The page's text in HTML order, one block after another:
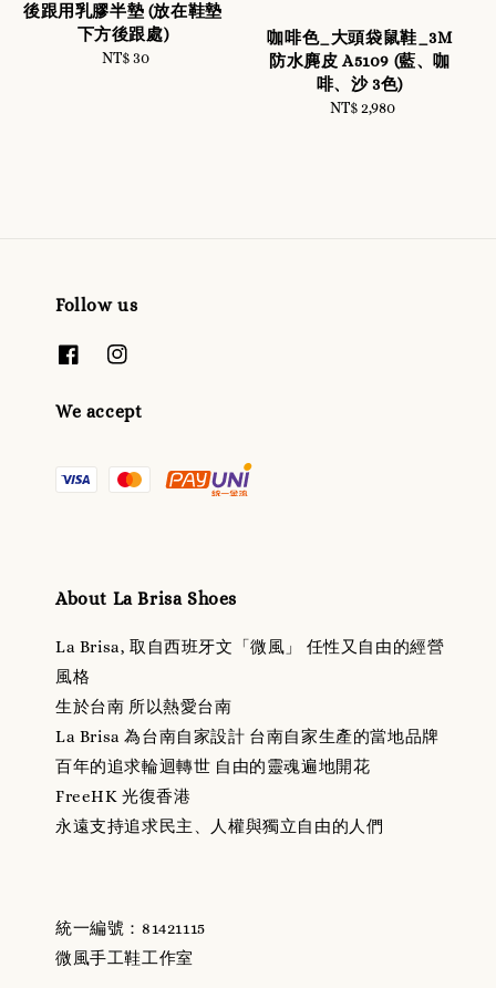
後跟用乳膠半墊 (放在鞋墊
下方後跟處)
Regular
NT$ 30
咖啡色_大頭袋鼠鞋_3M
防水麂皮 A5109 (藍、咖
啡、沙 3色)
Regular
NT$ 2,980
Follow us
We accept
About La Brisa Shoes
La Brisa, 取自西班牙文「微風」 任性又自由的經營
風格
生於台南 所以熱愛台南
La Brisa 為台南自家設計 台南自家生產的當地品牌
百年的追求輪迴轉世 自由的靈魂遍地開花
FreeHK 光復香港
永遠支持追求民主、人權與獨立自由的人們
統一編號：81421115
微風手工鞋工作室